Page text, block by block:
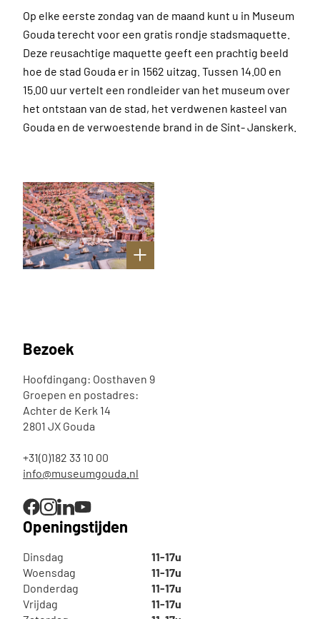
Op elke eerste zondag van de maand kunt u in Museum
Gouda terecht voor een gratis rondje stadsmaquette.
Deze reusachtige maquette geeft een prachtig beeld
hoe de stad Gouda er in 1562 uitzag. Tussen 14.00 en
15.00 uur vertelt een rondleider van het museum over
het ontstaan van de stad, het verdwenen kasteel van
Gouda en de verwoestende brand in de Sint- Janskerk.
Bezoek
Hoofdingang: Oosthaven 9
Groepen en postadres:
Achter de Kerk 14
2801 JX Gouda
+31(0)182 33 10 00
info@museumgouda.nl
Openingstijden
Dinsdag
11-17u
Woensdag
11-17u
Donderdag
11-17u
Vrijdag
11-17u